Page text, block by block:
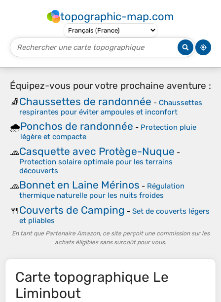
topographic-map.com
Équipez-vous pour votre prochaine aventure :
🧦Chaussettes de randonnée - Chaussettes
respirantes pour éviter ampoules et inconfort
🌧️Ponchos de randonnée - Protection pluie
légère et compacte
🧢Casquette avec Protège-Nuque -
Protection solaire optimale pour les terrains
découverts
🧢Bonnet en Laine Mérinos - Régulation
thermique naturelle pour les nuits froides
🍴Couverts de Camping - Set de couverts légers
et pliables
En tant que Partenaire Amazon, ce site perçoit une commission sur les
achats éligibles sans surcoût pour vous.
Carte topographique Le
Liminbout